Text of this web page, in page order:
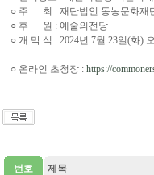
○ 주 최 : 재단법인 동농문화재
○ 후 원 : 예술의전당
○ 개 막 식 : 2024년 7월 23일(화)
○ 온라인 초청장 : https://
번호 제목